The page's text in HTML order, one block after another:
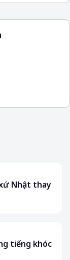
Nhật thay
tiếng khóc